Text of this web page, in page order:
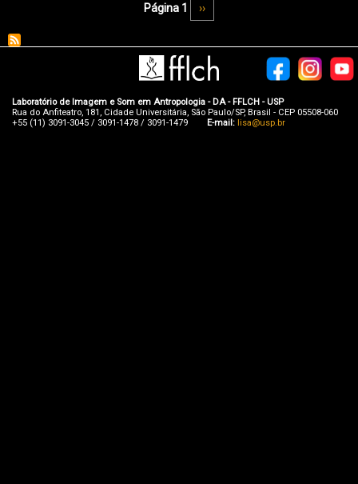
Página 1 Próxima página
››
Laboratório de Imagem e Som em Antropologia - DA - FFLCH - USP
Rua do Anfiteatro, 181, Cidade Universitária, São Paulo/SP, Brasil - CEP 05508-060
+55 (11) 3091-3045 / 3091-1478 / 3091-1479 E-mail: lisa@usp.br